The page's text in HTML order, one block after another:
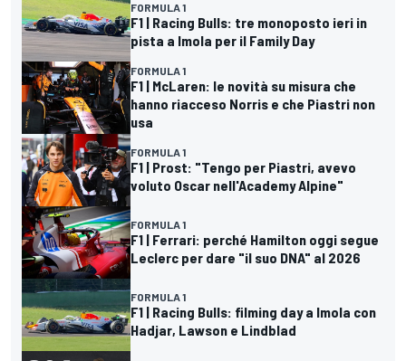
FORMULA 1
F1 | Racing Bulls: tre monoposto ieri in
pista a Imola per il Family Day
FORMULA 1
F1 | McLaren: le novità su misura che
hanno riacceso Norris e che Piastri non
usa
FORMULA 1
F1 | Prost: "Tengo per Piastri, avevo
voluto Oscar nell'Academy Alpine"
FORMULA 1
F1 | Ferrari: perché Hamilton oggi segue
Leclerc per dare "il suo DNA" al 2026
FORMULA 1
F1 | Racing Bulls: filming day a Imola con
Hadjar, Lawson e Lindblad